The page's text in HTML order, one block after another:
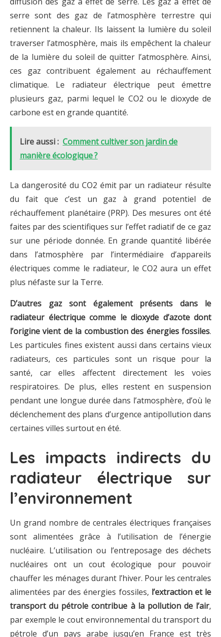
serre sont des gaz de l’atmosphère terrestre qui
retiennent la chaleur. Ils laissent la lumière du soleil
traverser l’atmosphère, mais ils empêchent la chaleur
de la lumière du soleil de quitter l’atmosphère. Ainsi,
ces gaz contribuent également au réchauffement
climatique. Le radiateur électrique peut émettre
plusieurs gaz, parmi lequel le CO2 ou le dioxyde de
carbone est en grande quantité.
Lire aussi : Comment cultiver son jardin de
manière écologique ?
La dangerosité du CO2 émit par un radiateur résulte
du fait que c’est un gaz à grand potentiel de
réchauffement planétaire (PRP). Des mesures ont été
faites par des scientifiques sur l’effet radiatif de ce gaz
sur une période donnée. En grande quantité libérée
dans l’atmosphère par l’intermédiaire d’appareils
électriques comme le radiateur, le CO2 aura un effet
plus néfaste sur la Terre.
D’autres gaz sont également présents dans le
radiateur électrique comme le dioxyde d’azote dont
l’origine vient de la combustion des énergies fossiles.
Les particules fines existent aussi dans certains vieux
radiateurs, ces particules sont un risque pour la
santé, car elles affectent directement les voies
respiratoires. De plus, elles restent en suspension
pendant une longue durée dans l’atmosphère, d’où le
déclenchement des plans d’urgence antipollution dans
certaines villes surtout en été.
Les impacts indirects du
radiateur électrique sur
l’environnement
Un grand nombre de centrales électriques françaises
sont alimentées grâce à l’utilisation de l’énergie
nucléaire. L’utilisation ou l’entreposage des déchets
nucléaires ont un cout écologique pour pouvoir
chauffer les ménages durant l’hiver. Pour les centrales
alimentées par des énergies fossiles, l’extraction et le
transport du pétrole contribue à la pollution de l’air,
par exemple le cout environnemental du transport du
pétrole d’un pays arabe jusqu’en France est très